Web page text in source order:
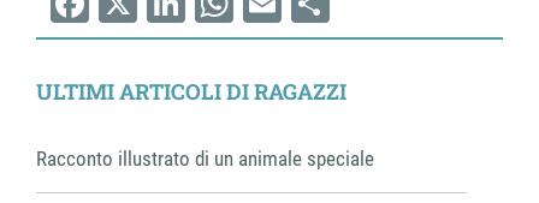
Facebook
X LinkedIn
WhatsApp
EmailShare
ULTIMI ARTICOLI DI RAGAZZI
Racconto illustrato di un animale speciale